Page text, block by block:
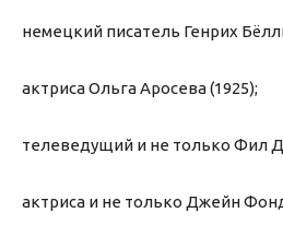
немецкий писатель Генрих
актриса Ольга Аросева (1925);
телеведущий и не только Фил
актриса и не только Джейн